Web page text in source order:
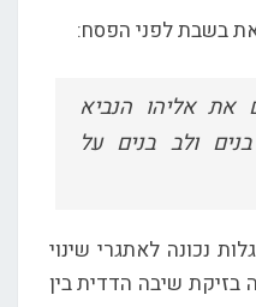
בשבת לפני הפסח:
את אליהו הנביא
ולב בנים על
נכונה לאתגרי שינוי
בזיקת שיבה הדדית בין